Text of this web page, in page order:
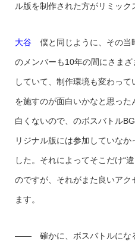
ル版を制作された方がリミック
大谷僕と同じように、その当
のメンバーも10年の間にさま
していて、制作環境も変わっ
を施すのが面白いかなと思っ
白くないので、のボスバトル
リジナル版には参加していな
した。それによってそこだけ“
のですが、それがまた良いア
ます。
—— 確かに、ボスバトルにな